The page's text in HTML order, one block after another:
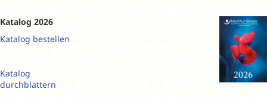
Katalog 2026
Katalog bestellen
Katalog
durchblättern